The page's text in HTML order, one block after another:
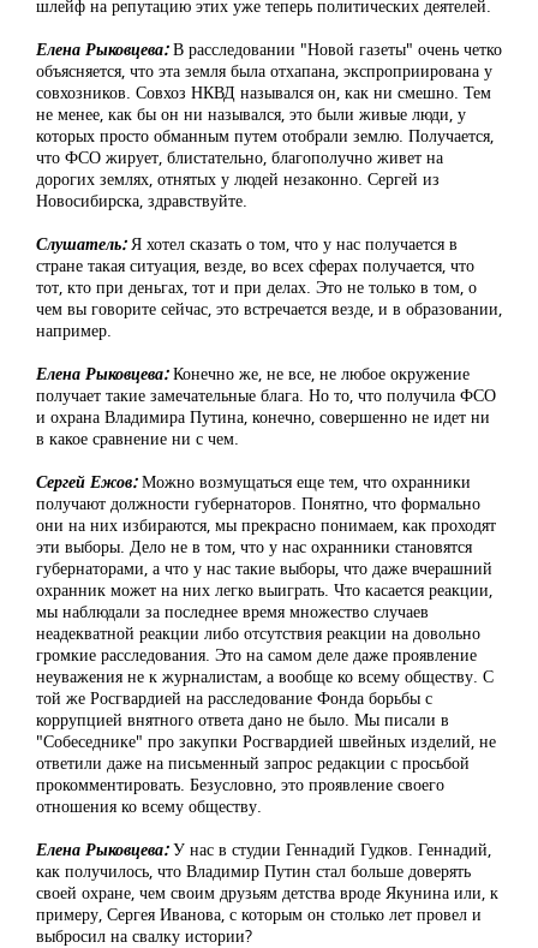
шлейф на репутацию этих уже теперь политических деятелей.
Елена Рыковцева:В расследовании "Новой газеты" очень четко
объясняется, что эта земля была отхапана, экспроприирована у
совхозников. Совхоз НКВД назывался он, как ни смешно. Тем
не менее, как бы он ни назывался, это были живые люди, у
которых просто обманным путем отобрали землю. Получается,
что ФСО жирует, блистательно, благополучно живет на
дорогих землях, отнятых у людей незаконно. Сергей из
Новосибирска, здравствуйте.
Слушатель:Я хотел сказать о том, что у нас получается в
стране такая ситуация, везде, во всех сферах получается, что
тот, кто при деньгах, тот и при делах. Это не только в том, о
чем вы говорите сейчас, это встречается везде, и в образовании,
например.
Елена Рыковцева:Конечно же, не все, не любое окружение
получает такие замечательные блага. Но то, что получила ФСО
и охрана Владимира Путина, конечно, совершенно не идет ни
в какое сравнение ни с чем.
Сергей Ежов:Можно возмущаться еще тем, что охранники
получают должности губернаторов. Понятно, что формально
они на них избираются, мы прекрасно понимаем, как проходят
эти выборы. Дело не в том, что у нас охранники становятся
губернаторами, а что у нас такие выборы, что даже вчерашний
охранник может на них легко выиграть. Что касается реакции,
мы наблюдали за последнее время множество случаев
неадекватной реакции либо отсутствия реакции на довольно
громкие расследования. Это на самом деле даже проявление
неуважения не к журналистам, а вообще ко всему обществу. С
той же Росгвардией на расследование Фонда борьбы с
коррупцией внятного ответа дано не было. Мы писали в
"Собеседнике" про закупки Росгвардией швейных изделий, не
ответили даже на письменный запрос редакции с просьбой
прокомментировать. Безусловно, это проявление своего
отношения ко всему обществу.
Елена Рыковцева:У нас в студии Геннадий Гудков. Геннадий,
как получилось, что Владимир Путин стал больше доверять
своей охране, чем своим друзьям детства вроде Якунина или, к
примеру, Сергея Иванова, с которым он столько лет провел и
выбросил на свалку истории?